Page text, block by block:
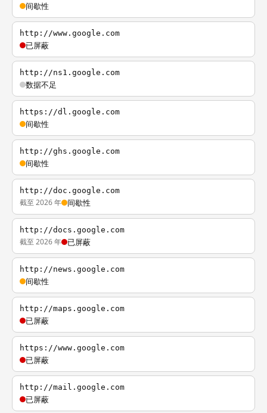
间歇性
http://www.google.com
已屏蔽
http://ns1.google.com
数据不足
https://dl.google.com
间歇性
http://ghs.google.com
间歇性
http://doc.google.com
截至 2026 年 间歇性
http://docs.google.com
截至 2026 年 已屏蔽
http://news.google.com
间歇性
http://maps.google.com
已屏蔽
https://www.google.com
已屏蔽
http://mail.google.com
已屏蔽